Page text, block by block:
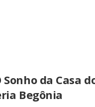
Sonho da Casa
Begônia